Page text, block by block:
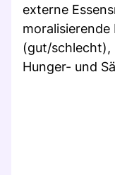
externe
(gut/schlecht),
Hunger- und